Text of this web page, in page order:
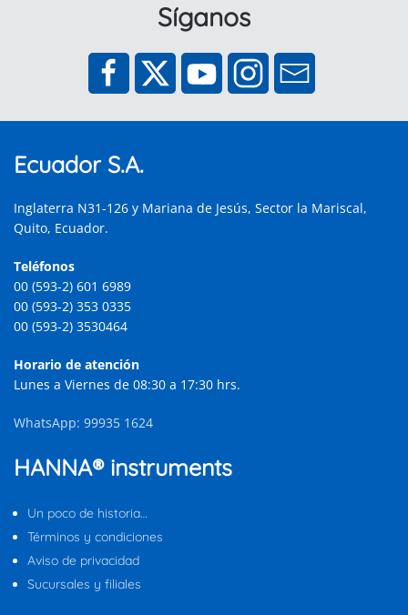
Síganos
Ecuador S.A.
Inglaterra N31-126 y Mariana de Jesús, Sector la Mariscal,
Quito, Ecuador.
Teléfonos
00 (593-2) 601 6989
00 (593-2) 353 0335
00 (593-2) 3530464
Horario de atención
Lunes a Viernes de 08:30 a 17:30 hrs.
WhatsApp: 99935 1624
HANNA® instruments
Un poco de historia…
Términos y condiciones
Aviso de privacidad
Sucursales y filiales